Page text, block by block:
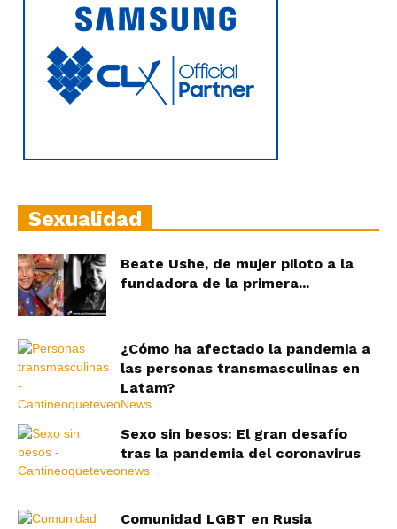
Sexualidad
Beate Ushe, de mujer piloto a la
fundadora de la primera...
¿Cómo ha afectado la pandemia a
las personas transmasculinas en
Latam?
Sexo sin besos: El gran desafío
tras la pandemia del coronavirus
Comunidad LGBT en Rusia